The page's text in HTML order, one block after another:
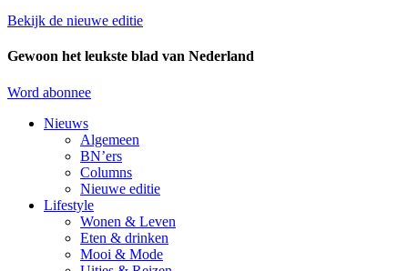
Bekijk de nieuwe editie
Gewoon het leukste blad van Nederland
Word abonnee
Nieuws
Algemeen
BN’ers
Columns
Nieuwe editie
Lifestyle
Wonen & Leven
Eten & drinken
Mooi & Mode